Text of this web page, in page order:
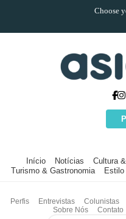
Choose
Início Notícias Cultura
Turismo & Gastronomia
Perfis Entrevistas Colunistas
Sobre Nós
Contato